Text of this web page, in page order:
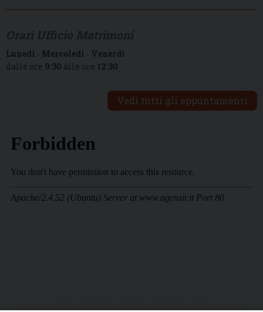
Lunedì - Mercoledì - Venerdì
dalle ore 9:30 alle ore 12:30
Vedi tutti gli appuntamenti